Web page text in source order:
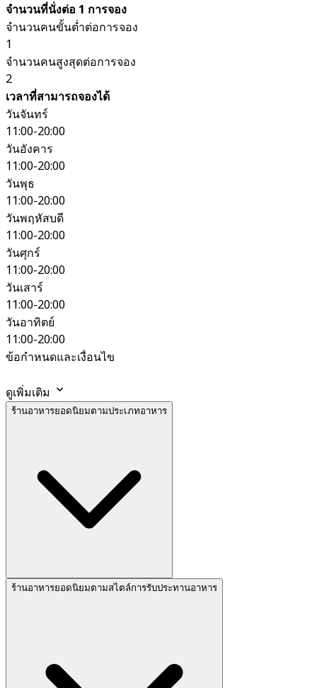
จำนวนที่นั่งต่อ 1 การจอง
จำนวนคนขั้นต่ำต่อการจอง
1
จำนวนคนสูงสุดต่อการจอง
2
เวลาที่สามารถจองได้
วันจันทร์
11:00-20:00
วันอังคาร
11:00-20:00
วันพุธ
11:00-20:00
วันพฤหัสบดี
11:00-20:00
วันศุกร์
11:00-20:00
วันเสาร์
11:00-20:00
วันอาทิตย์
11:00-20:00
ข้อกำหนดและเงื่อนไข
ดูเพิ่มเติม
ร้านอาหารยอดนิยมตามประเภทอาหาร
ร้านอาหารยอดนิยมตามสไตล์การรับประทานอาหาร